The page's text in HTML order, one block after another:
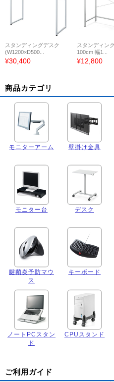
スタンディングデスク
(W1200×D500...
¥30,400
スタンディン
100cm 幅1...
¥12,800
商品カテゴリ
モニターアーム 壁掛け金具
モニター台 デスク
腱鞘炎予防マウ
ス
キーボード
ノートPCスタン
ド
CPUスタンド
ご利用ガイド